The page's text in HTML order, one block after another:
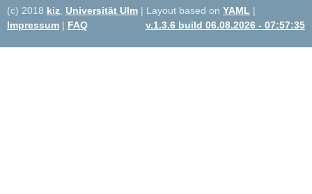
(c) 2018 kiz Universität Ulm | Layout based on YAML |
Impressum | FAQ v.1.3.6 build 06.08.2026 - 07:57:35